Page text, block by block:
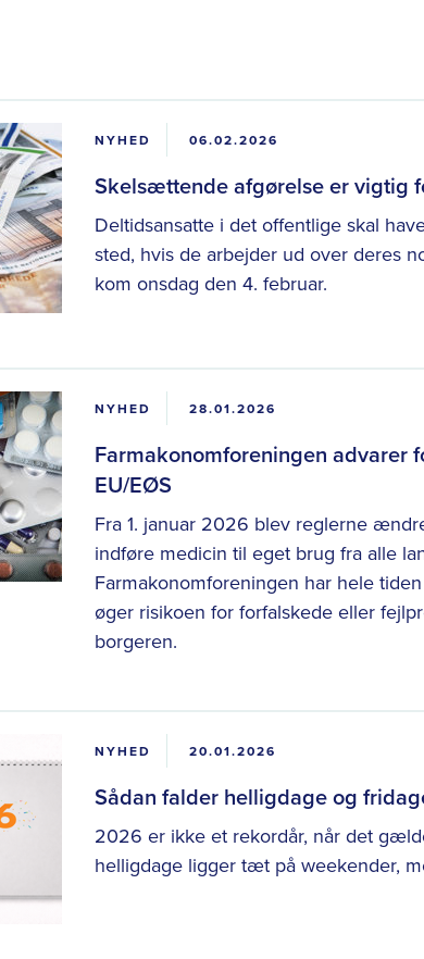
NYHED 06.02.2026
Skelsættende afgørelse er vigtig
Deltidsansatte i det offentlige skal
sted, hvis de arbejder ud over deres
kom onsdag den 4. februar.
NYHED 28.01.2026
Farmakonomforeningen advarer
EU/EØS
Fra 1. januar 2026 blev reglerne
indføre medicin til eget brug fra alle
Farmakonomforeningen har hele
øger risikoen for forfalskede eller
borgeren.
NYHED 20.01.2026
Sådan falder helligdage og
2026 er ikke et rekordår, når det
helligdage ligger tæt på weekender,